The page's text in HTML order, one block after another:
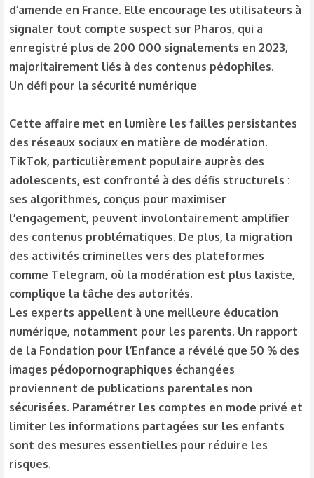
d’amende en France. Elle encourage les utilisateurs à
signaler tout compte suspect sur Pharos, qui a
enregistré plus de 200 000 signalements en 2023,
majoritairement liés à des contenus pédophiles.
Un défi pour la sécurité numérique
Cette affaire met en lumière les failles persistantes
des réseaux sociaux en matière de modération.
TikTok, particulièrement populaire auprès des
adolescents, est confronté à des défis structurels :
ses algorithmes, conçus pour maximiser
l’engagement, peuvent involontairement amplifier
des contenus problématiques. De plus, la migration
des activités criminelles vers des plateformes
comme Telegram, où la modération est plus laxiste,
complique la tâche des autorités.
Les experts appellent à une meilleure éducation
numérique, notamment pour les parents. Un rapport
de la Fondation pour l’Enfance a révélé que 50 % des
images pédopornographiques échangées
proviennent de publications parentales non
sécurisées. Paramétrer les comptes en mode privé et
limiter les informations partagées sur les enfants
sont des mesures essentielles pour réduire les
risques.